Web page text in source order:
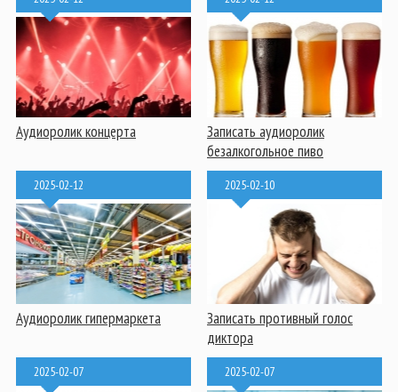
Аудиоролик концерта
Записать аудиоролик
безалкогольное пиво
2025-02-12
Аудиоролик гипермаркета
2025-02-10
Записать противный голос
диктора
2025-02-07 2025-02-07